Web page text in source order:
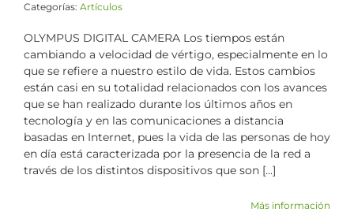
Categorías: Artículos
OLYMPUS DIGITAL CAMERA Los tiempos están
cambiando a velocidad de vértigo, especialmente en lo
que se refiere a nuestro estilo de vida. Estos cambios
están casi en su totalidad relacionados con los avances
que se han realizado durante los últimos años en
tecnología y en las comunicaciones a distancia
basadas en Internet, pues la vida de las personas de hoy
en día está caracterizada por la presencia de la red a
través de los distintos dispositivos que son [...]
Más información